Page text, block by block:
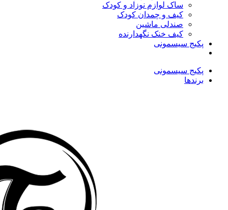
ساک لوازم نوزاد و کودک
کیف و چمدان کودک
صندلی ماشین
کیف خنک نگهدارنده
پکیج سیسمونی
پکیج سیسمونی
برندها